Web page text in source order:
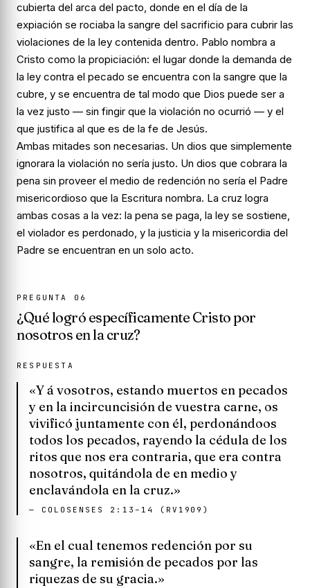
cubierta del arca del pacto, donde en el día de la
expiación se rociaba la sangre del sacrificio para cubrir las
violaciones de la ley contenida dentro. Pablo nombra a
Cristo como la propiciación: el lugar donde la demanda de
la ley contra el pecado se encuentra con la sangre que la
cubre, y se encuentra de tal modo que Dios puede ser a
la vez justo — sin fingir que la violación no ocurrió — y el
que justifica al que es de la fe de Jesús.
Ambas mitades son necesarias. Un dios que simplemente
ignorara la violación no sería justo. Un dios que cobrara la
pena sin proveer el medio de redención no sería el Padre
misericordioso que la Escritura nombra. La cruz logra
ambas cosas a la vez: la pena se paga, la ley se sostiene,
el violador es perdonado, y la justicia y la misericordia del
Padre se encuentran en un solo acto.
PREGUNTA 06
¿Qué logró específicamente Cristopor
nosotros en la cruz?
RESPUESTA
«Y á vosotros, estando muertos en pecados
y en la incircuncisión de vuestra carne, os
vivificó juntamente con él, perdonándoos
todos los pecados, rayendo la cédula de los
ritos que nos era contraria, que era contra
nosotros, quitándola de en medio y
enclavándola en la cruz.»
— COLOSENSES 2:13–14 (RV1909)
«En el cual tenemos redención por su
sangre, la remisión de pecados por las
riquezas de su gracia.»